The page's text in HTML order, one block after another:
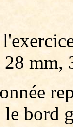
mm,
bord